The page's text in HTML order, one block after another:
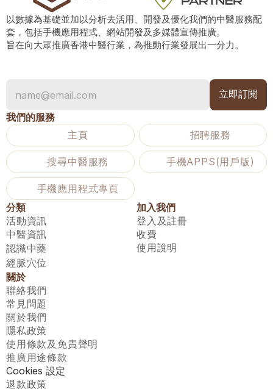
以數據為基礎並加以分析去活用、開發及優化我們的中醫服務配
套，包括手機應用程式、網站開發及多媒體宣傳推廣。
旨在向大眾推廣香港中醫行業，為推動行業發展出一分力。
我們的服務
主頁
招聘服務
搜尋中醫服務 手機APPS(用戶版)
手機應用程式專頁
分類
活動資訊
中醫資訊
認識中藥
經脈穴位
加入我們
登入及註冊
收費
使用說明
關於
聯絡我們
常見問題
關於我們
隱私政策
使用條款及免責聲明
推廣用途條款
Cookies 設定
退款政策